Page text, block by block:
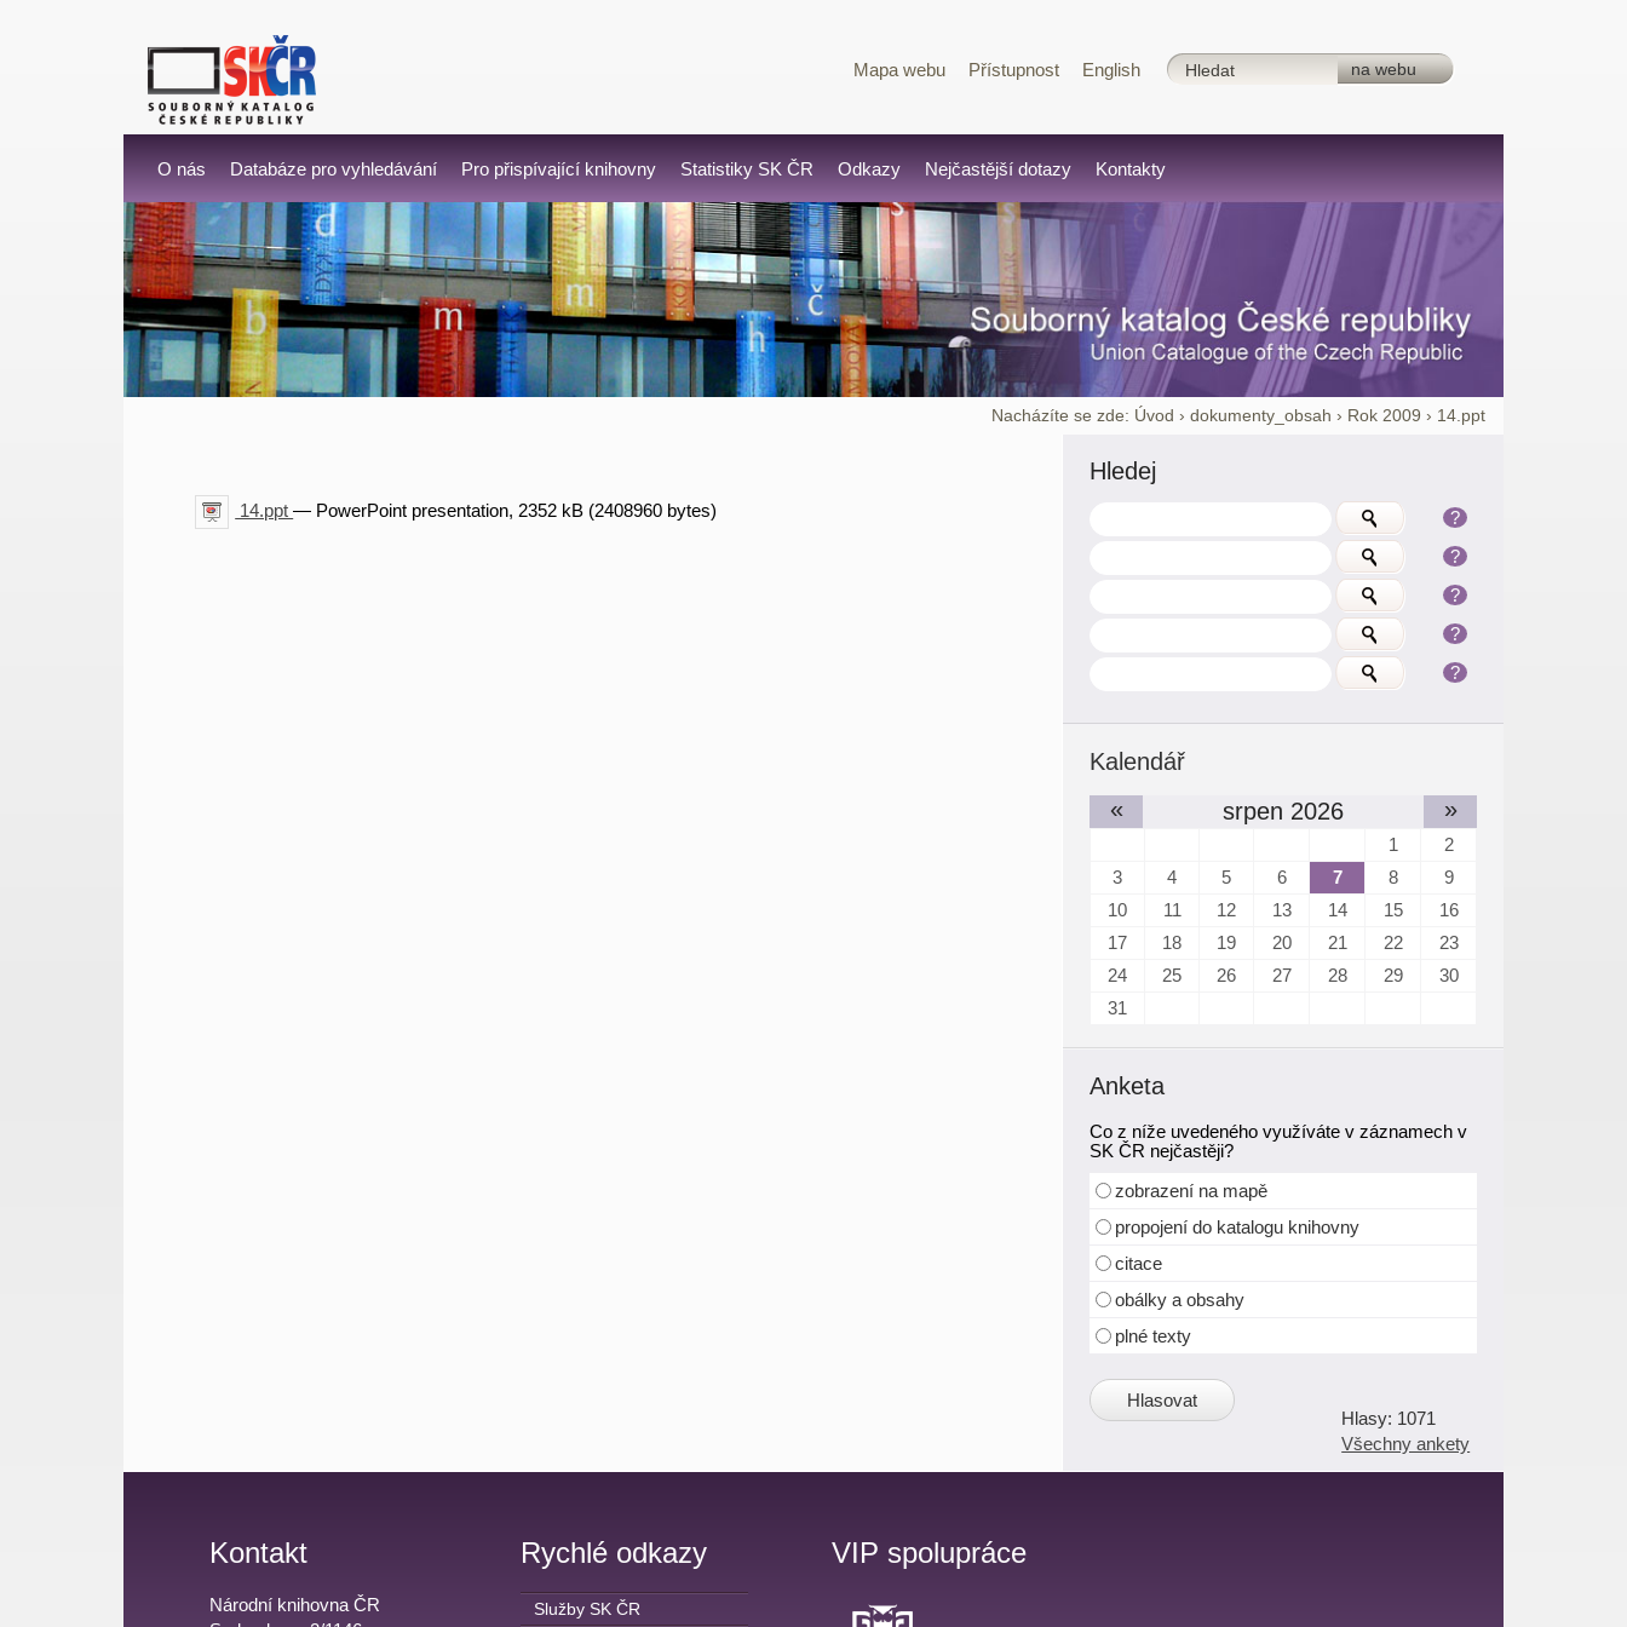
Mapa webu Přístupnost English
O nás Databáze pro vyhledávání Pro přispívající knihovny Statistiky SK ČR Odkazy Nejčastější dotazy Kontakty
Nacházíte se zde: Úvod ›dokumenty_obsah › Rok 2009 › 14.ppt
14.ppt— PowerPoint presentation, 2352 kB (2408960 bytes)
Hledej
?
?
?
?
?
Kalendář
«
srpen 2026 »
1
2
3
4 5 6 7 8
9
10
11 12 13 14 15
16
17
18 19 20 21 22
23
24
25 26 27 28 29
30
31
Anketa
Co z níže uvedeného využíváte v záznamech v
SK ČR nejčastěji?
zobrazení na mapě
propojení do katalogu knihovny
citace
obálky a obsahy
plné texty
1071
Všechny ankety
Kontakt
Národní knihovna ČR
Rychlé odkazy
Služby SK ČR
VIP spolupráce